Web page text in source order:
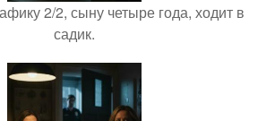
2/2, сыну четыре года, ходит в
садик.